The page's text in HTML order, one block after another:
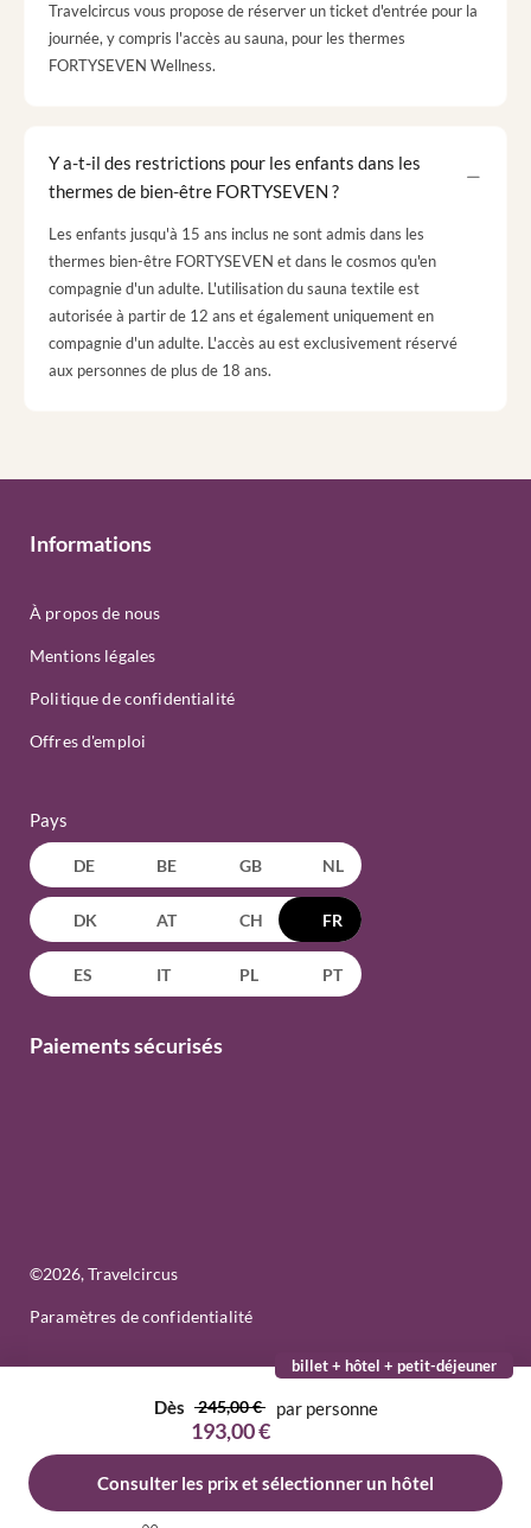
Travelcircus vous propose de réserver un ticket d'entrée pour la
journée, y compris l'accès au sauna, pour les thermes
FORTYSEVEN Wellness.
Y a-t-il des restrictions pour les enfants dans les
thermes de bien-être FORTYSEVEN ?
Les enfants jusqu'à 15 ans inclus ne sont admis dans les
thermes bien-être FORTYSEVEN et dans le cosmos qu'en
compagnie d'un adulte. L'utilisation du sauna textile est
autorisée à partir de 12 ans et également uniquement en
compagnie d'un adulte. L'accès au est exclusivement réservé
aux personnes de plus de 18 ans.
billet + hôtel + petit-déjeuner
Dès 245,00 €
193,00 €
par personne
Consulter les prix et sélectionner un hôtel
Informations
À propos de nous
Mentions légales
Politique de confidentialité
Offres d'emploi
Pays
DE BE GB NL
DK AT CH FR
ES IT PL PT
Paiements sécurisés
©2026, Travelcircus
Paramètres de confidentialité